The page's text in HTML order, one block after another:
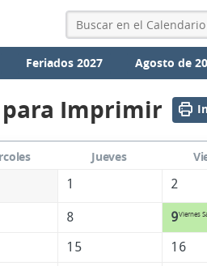
Feriados 2027 Agosto de
para Imprimir
Jueves
1 2
8 9Viernes
15 16